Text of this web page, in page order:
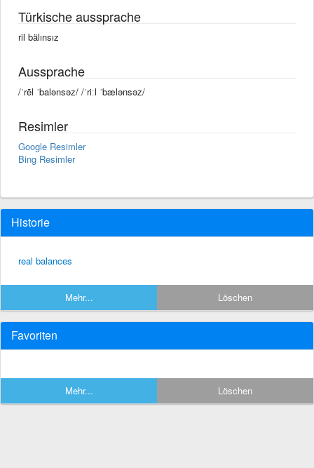
Türkische aussprache
ril bälınsız
Aussprache
/ˈrēl ˈbalənsəz/ /ˈriːl ˈbælənsəz/
Resimler
Google Resimler
Bing Resimler
Historie
real balances
Mehr... Löschen
Favoriten
Mehr... Löschen